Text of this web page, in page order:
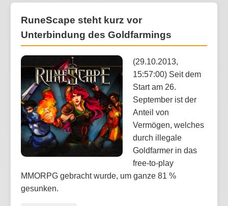
RuneScape steht kurz vor
Unterbindung des Goldfarmings
(29.10.2013,
15:57:00) Seit dem
Start am 26.
September ist der
Anteil von
Vermögen, welches
durch illegale
Goldfarmer in das
free-to-play
MMORPG gebracht wurde, um ganze 81 %
gesunken.